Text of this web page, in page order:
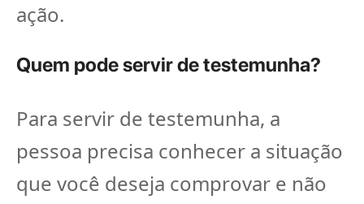
ação.
Quem pode servir de testemunha?
Para servir de testemunha, a
pessoa precisa conhecer a situação
que você deseja comprovar e não